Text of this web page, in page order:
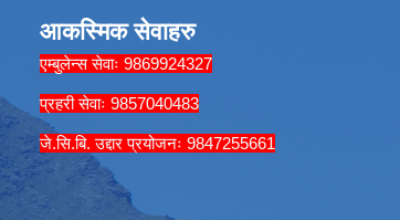
आकस्मिक सेवाहरु
एम्बुलेन्स सेवाः 9869924327
प्रहरी सेवाः 9857040483
जे.सि.बि. उद्दार प्रयोजनः 9847255661